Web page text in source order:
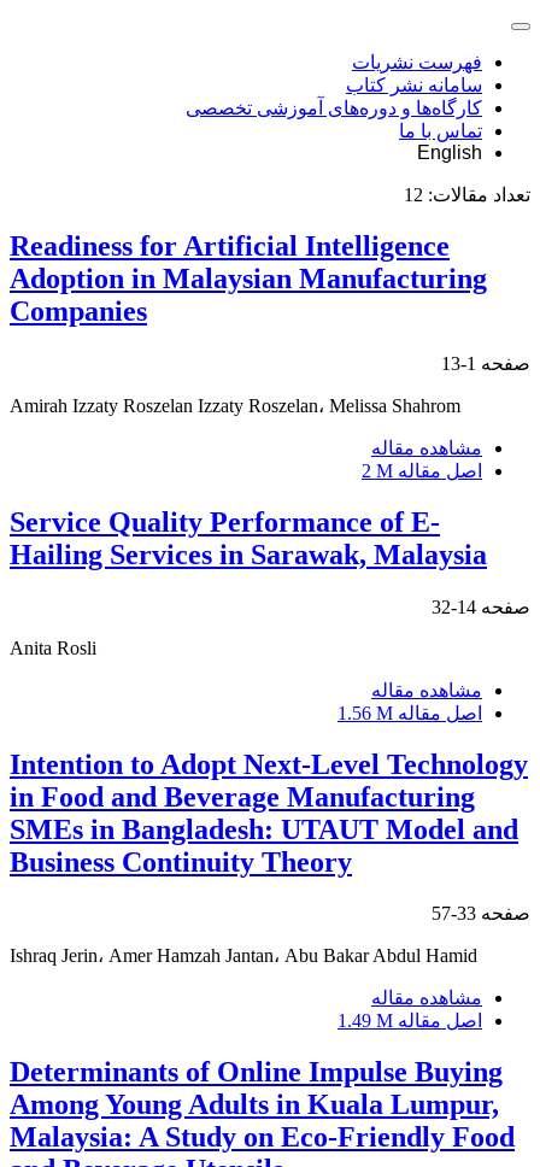
فهرست نشریات
سامانه نشر کتاب
کارگاه‌ها و دوره‌های آموزشی تخصصی
تماس با ما
English
تعداد مقالات: 12
Readiness for Artificial Intelligence
Adoption in Malaysian Manufacturing
Companies
صفحه 1-13
Amirah Izzaty Roszelan Izzaty Roszelan، Melissa Shahrom
مشاهده مقاله
اصل مقاله 2 M
Service Quality Performance of E-
Hailing Services in Sarawak, Malaysia
صفحه 14-32
Anita Rosli
مشاهده مقاله
اصل مقاله 1.56 M
Intention to Adopt Next-Level Technology
in Food and Beverage Manufacturing
SMEs in Bangladesh: UTAUT Model and
Business Continuity Theory
صفحه 33-57
Ishraq Jerin، Amer Hamzah Jantan، Abu Bakar Abdul Hamid
مشاهده مقاله
اصل مقاله 1.49 M
Determinants of Online Impulse Buying
Among Young Adults in Kuala Lumpur,
Malaysia: A Study on Eco-Friendly Food